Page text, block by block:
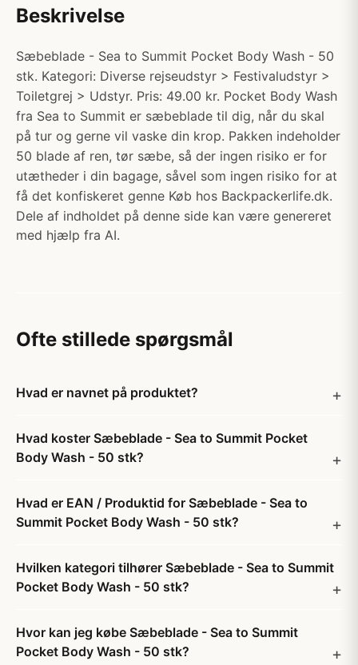
Beskrivelse
Sæbeblade - Sea to Summit Pocket Body Wash - 50
stk. Kategori: Diverse rejseudstyr > Festivaludstyr >
Toiletgrej > Udstyr. Pris: 49.00 kr. Pocket Body Wash
fra Sea to Summit er sæbeblade til dig, når du skal
på tur og gerne vil vaske din krop. Pakken indeholder
50 blade af ren, tør sæbe, så der ingen risiko er for
utætheder i din bagage, såvel som ingen risiko for at
få det konfiskeret genne Køb hos Backpackerlife.dk.
Dele af indholdet på denne side kan være genereret
med hjælp fra AI.
Ofte stillede spørgsmål
Hvad er navnet på produktet?
Hvad koster Sæbeblade - Sea to Summit Pocket
Body Wash - 50 stk?
Hvad er EAN / Produktid for Sæbeblade - Sea to
Summit Pocket Body Wash - 50 stk?
Hvilken kategori tilhører Sæbeblade - Sea to Summit
Pocket Body Wash - 50 stk?
Hvor kan jeg købe Sæbeblade - Sea to Summit
Pocket Body Wash - 50 stk?